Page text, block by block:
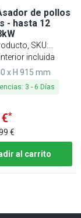
de pollos
- hasta 12
SKU:
incluida
x H 915 mm
: 3 - 6 Días
*
€
al carrito